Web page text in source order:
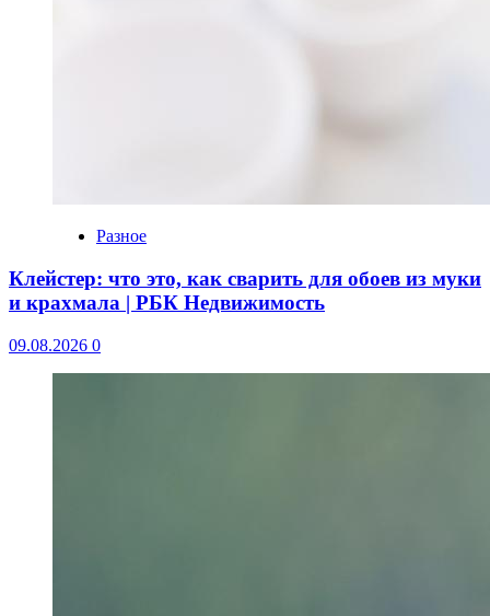
Разное
Клейстер: что это, как сварить для обоев из муки
и крахмала | РБК Недвижимость
09.08.2026 0